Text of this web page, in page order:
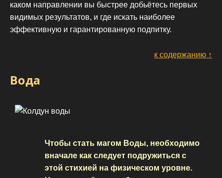
каком направлении вы быстрее добьётесь первых
видимых результатов, и где искать наиболее
эффективную и гарантированную подпитку.
к содержанию ↑
Вода
Чтобы стать магом Воды, необходимо
вначале как следует подружиться с
этой стихией на физическом уровне.